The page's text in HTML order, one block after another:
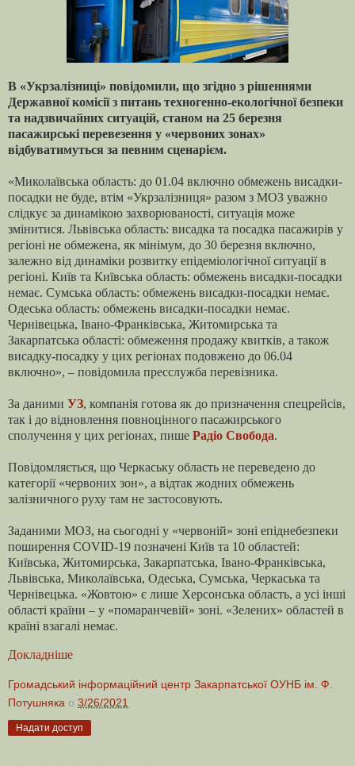
В «Укрзалізниці» повідомили, що згідно з рішеннями
Державної комісії з питань техногенно-екологічної безпеки
та надзвичайних ситуацій, станом на 25 березня
пасажирські перевезення у «червоних зонах»
відбуватимуться за певним сценарієм.
«Миколаївська область: до 01.04 включно обмежень висадки-
посадки не буде, втім «Укрзалізниця» разом з МОЗ уважно
слідкує за динамікою захворюваності, ситуація може
змінитися. Львівська область: висадка та посадка пасажирів у
регіоні не обмежена, як мінімум, до 30 березня включно,
залежно від динаміки розвитку епідеміологічної ситуації в
регіоні. Київ та Київська область: обмежень висадки-посадки
немає. Сумська область: обмежень висадки-посадки немає.
Одеська область: обмежень висадки-посадки немає.
Чернівецька, Івано-Франківська, Житомирська та
Закарпатська області: обмеження продажу квитків, а також
висадку-посадку у цих регіонах подовжено до 06.04
включно», – повідомила пресслужба перевізника.
За даними УЗ, компанія готова як до призначення спецрейсів,
так і до відновлення повноцінного пасажирського
сполучення у цих регіонах, пише Радіо Свобода.
Повідомляється, що Черкаську область не переведено до
категорії «червоних зон», а відтак жодних обмежень
залізничного руху там не застосовують.
Заданими МОЗ, на сьогодні у «червоній» зоні епіднебезпеки
поширення COVID-19 позначені Київ та 10 областей:
Київська, Житомирська, Закарпатська, Івано-Франківська,
Львівська, Миколаївська, Одеська, Сумська, Черкаська та
Чернівецька. «Жовтою» є лише Херсонська область, а усі інші
області країни – у «помаранчевій» зоні. «Зелених» областей в
країні взагалі немає.
Докладніше
Громадський інформаційний центр Закарпатської ОУНБ ім. Ф.
Потушняка о 3/26/2021
Надати доступ